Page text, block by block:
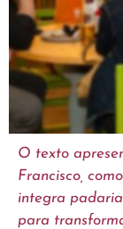
O texto
Francisco,
integra
para